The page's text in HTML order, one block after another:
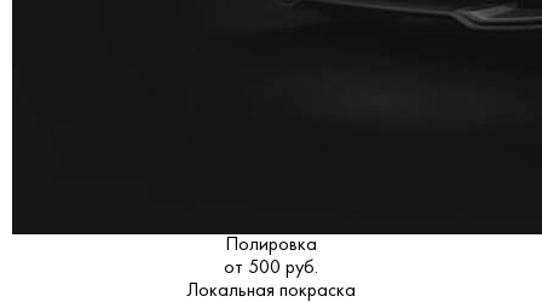
Полировка
от 500 руб.
Локальная покраска